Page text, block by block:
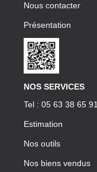
Nous contacter
Présentation
NOS SERVICES
Tel : 05 63 38 65 91
Estimation
Nos outils
Nos biens vendus